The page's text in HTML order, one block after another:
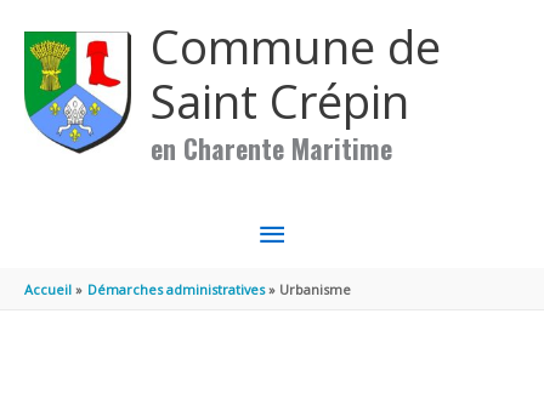
Commune de
Saint Crépin
en Charente Maritime
MENU
PRINCIPAL
Accueil Démarches administratives Urbanisme